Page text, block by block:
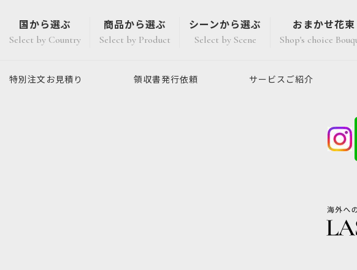
国から選ぶ
Select by Country
商品から選ぶ
Select by Product
シーンから選ぶ
Select by Scene
おまかせ花束
Shop's choice
特別注文 お見積り 領収書発行依頼 サービスご紹介